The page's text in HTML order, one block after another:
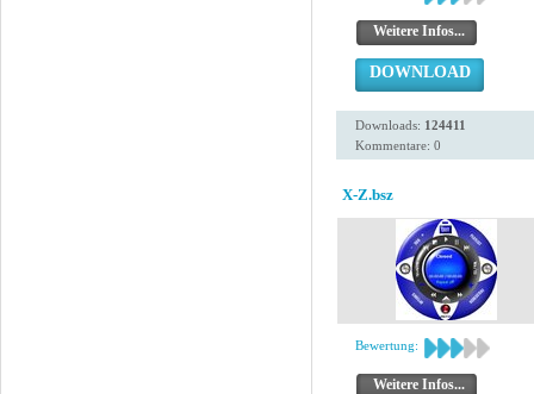
Weitere Infos...
DOWNLOAD
Downloads: 124411
Kommentare: 0
X-Z.bsz
Bewertung:
Weitere Infos...